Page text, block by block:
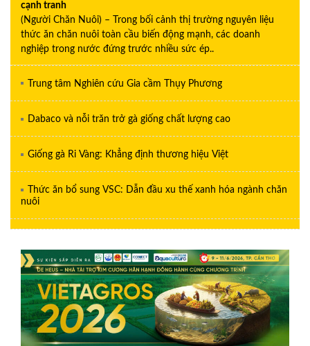
cạnh tranh
(Người Chăn Nuôi) – Trong bối cảnh thị trường nguyên liệu
thức ăn chăn nuôi toàn cầu biến động mạnh, các doanh
nghiệp trong nước đứng trước nhiều sức ép..
Trung tâm Nghiên cứu Gia cầm Thụy Phương
Dabaco và nỗi trăn trở gà giống chất lượng cao
Giống gà Ri Vàng: Khẳng định thương hiệu Việt
Thức ăn bổ sung VSC: Dẫn đầu xu thế xanh hóa ngành chăn
nuôi